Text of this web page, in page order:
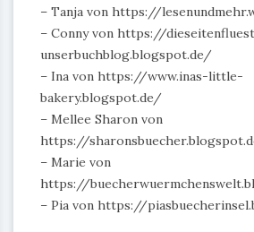
– Tanja von https://
– Conny von https://
unserbuchblog.blogspot.de/
– Ina von https://www.inas-little-
bakery.blogspot.de/
– Mellee Sharon von
https://
– Marie von
https://
– Pia von https://